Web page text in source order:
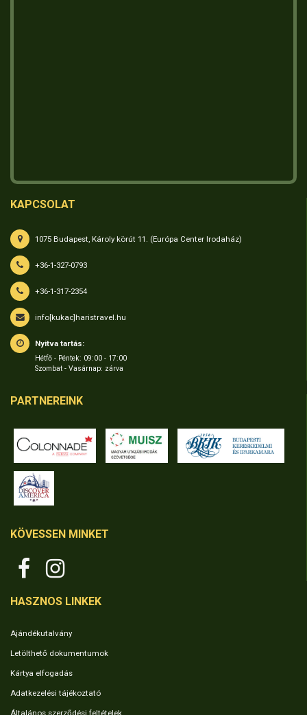
KAPCSOLAT
1075 Budapest, Károly körút 11. (Európa Center Irodaház)
+36-1-327-0793
+36-1-317-2354
info[kukac]haristravel.hu
Nyitva tartás:
Hétfő - Péntek: 09:00 - 17:00
Szombat - Vasárnap: zárva
PARTNEREINK
KÖVESSEN MINKET
HASZNOS LINKEK
Ajándékutalvány
Letölthető dokumentumok
Kártya elfogadás
Adatkezelési tájékoztató
Általános szerződési feltételek